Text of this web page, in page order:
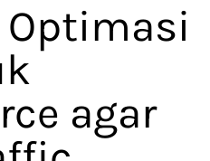
Optimasi
agar